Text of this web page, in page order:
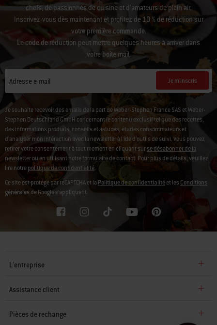
Recevez des actualités inspirantes de notre communauté de
chefs, de passionnés de cuisine et d’amateurs de plein air.
Inscrivez-vous dès maintenant et profitez de 10 % de réduction sur
votre première commande.
Le code de réduction peut mettre quelques heures à arriver dans
votre boîte mail.
Adresse e-mail Je m'inscris
Je souhaite recevoir des emails de la part de Weber-Stephen France SAS et Weber-
Stephen Deutschland GmbH concernant le contenu exclusif tel que des recettes,
des informations produits, conseils et astuces, études consommateurs et
d'analyser mon intéraction avec la newsletter à l'ide d'outils de suivi. Vous pouvez
retirer votre consentement à tout moment en cliquant surse désabonner de la
newsletterou en utilisant notreformulaire de contact
. Pour plus de détails, veuillez
lire notrepolitique de confidentialité.
Ce site est protégé par reCAPTCHA et la